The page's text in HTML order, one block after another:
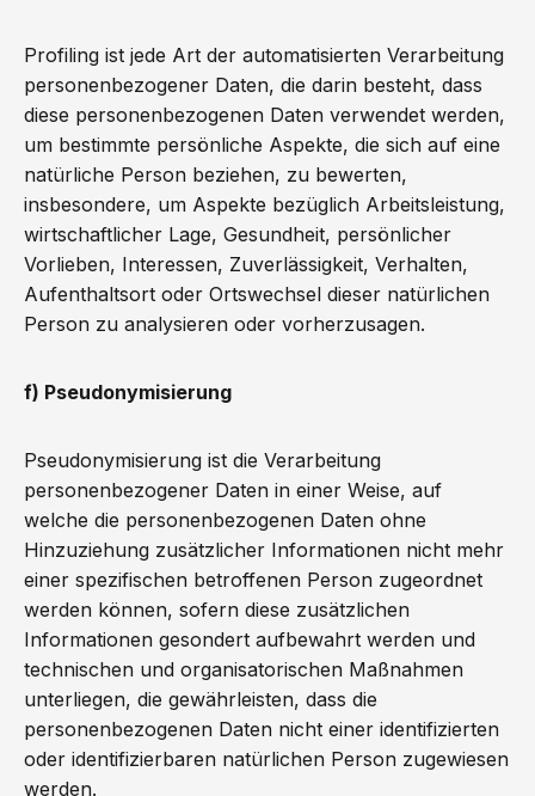
Profiling ist jede Art der automatisierten Verarbeitung
personenbezogener Daten, die darin besteht, dass
diese personenbezogenen Daten verwendet werden,
um bestimmte persönliche Aspekte, die sich auf eine
natürliche Person beziehen, zu bewerten,
insbesondere, um Aspekte bezüglich Arbeitsleistung,
wirtschaftlicher Lage, Gesundheit, persönlicher
Vorlieben, Interessen, Zuverlässigkeit, Verhalten,
Aufenthaltsort oder Ortswechsel dieser natürlichen
Person zu analysieren oder vorherzusagen.
f) Pseudonymisierung
Pseudonymisierung ist die Verarbeitung
personenbezogener Daten in einer Weise, auf
welche die personenbezogenen Daten ohne
Hinzuziehung zusätzlicher Informationen nicht mehr
einer spezifischen betroffenen Person zugeordnet
werden können, sofern diese zusätzlichen
Informationen gesondert aufbewahrt werden und
technischen und organisatorischen Maßnahmen
unterliegen, die gewährleisten, dass die
personenbezogenen Daten nicht einer identifizierten
oder identifizierbaren natürlichen Person zugewiesen
werden.